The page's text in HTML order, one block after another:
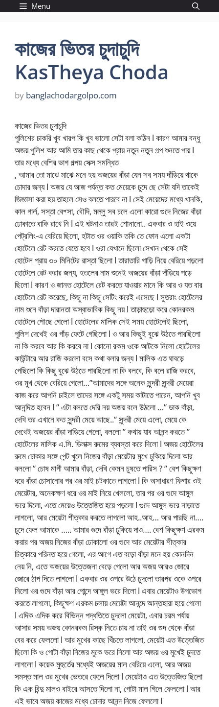
Menu
কাজের ভিতর চুদাচুদি
KasTheya Choda
by banglachodargolpo.com
কাজের ভিতর চুদাচুদি
পুলিশের চাকরি খুব খারপ কি খুব ভালো সেটা বলা কঠিন l কারণ আমার বন্ধু
অজয় পুলিশ আর আমি তার কাছ থেকে প্রায় নতুন নতুন গল্প শুনতে পায় l
তার মধ্যে বেশির ভাগ গল্পয় সেক্স সমন্ধিত
, আমার তো মাঝে মাঝে মনে হয় অজয়ের বাঁড়া যেন সব সময় দাঁড়িয়ে থাকে
চোদার জন্য l অজয় যে আজ পর্যন্ত কত মেয়েকে চুদে ছে সেটা যদি তাকেই
জিজ্ঞাসা করা হয় তাহলে সেও বলতে পারবে না l সেই মেয়েদের মধ্যে খানকি,
কাল গার্ল, সস্তা বেশ্সা, বৌদি, মল্লু সব চলে এলো কারো গুদে নিজের বাঁড়া
ঢোকাতে বাকি রাখে নি l এই ঘটনাও তারই শোনানো.. একবার ও হাই ওয়ে
পেট্রলিং-এ বেরিয়ে ছিলো, হটাত ওর ওয়াকি তকি তে ফোন এলো একটা
হোটেলে রেট করতে যেতে হবে l ওরা যেখানে ছিলো সেখান থেকে সেই
হোটেল প্রায় ৩০ মিনিটের রাস্তা ছিলো l তারাতারি গাড়ি নিয়ে বেরিয়ে পড়লো
হোটেলে রেট করার জন্য, হতলের নাম শুনেই অজয়ের বাঁড়া দাঁড়িয়ে পড়ে
ছিলো l কারণ ও জানত হোটেলে রেট করতে যাওয়ার মানে কি আর ও যত বার
হোটেলে রেট করেছে, কিছু না কিছু সেটিং করেই এসেছে l সুতরাং হোটেলের
নাম শুনে বাঁড়া দারানতা অস্বাভাবিক কিছু নয় l তাড়াহুড়ো করে কোনরকম
হোটেলে পৌছে গেলো l হোটেলের মালিক সেই সময় হোটেলেই ছিলো,
পুলিশ দেখেই ওর গাঁড় ফেটে গেছিলো l ও আর কিছুই বুঝে উঠতে পারছিলো
না কি করবে আর কি করবে না l কোনো রকম ওকে আটকে নিলো হোটেলের
কাউন্টারে আর রাজি করলো বসে কথা বলার জন্য l মালিক এত ঘাবড়ে
গেছিলো কি কিছু বুঝে উঠতে পারছিলো না কি বলবে, কি বলে রাজি করবে,
ওর মুখ থেকে বেরিয়ে গেলো…”আমাদের সঙ্গে অনেক সুন্দরী সুন্দরী মেয়েরা
কাজ করে আপনি চাইলে তাদের সঙ্গে একটু সময় কাটাতে পারেন, আপনি খুব
আনন্দিত হবেন l ” এটা বলতে দেরি নয় অজয় বলে উঠলো …” ডাক বাঁড়া,
দেখি তর এখানে কত সুন্দরী মেয়ে আছে..” সুন্দরী মেয়ে এলো, মেয়ে কে
দেখেই অজয়ের বাঁড়া দাড়িয়ে গেলো, বললো ” কথায় যাব আনন্দ করতে ”
হোটেলের মালিক এ.সি. ডিলাক্স রুমের ব্যবস্তা করে দিলো l অজয় হোটেলের
রুমে ঢোকার সঙ্গে পেন্ট খুলে নিজের বাঁড়া মেয়েটার মুখে ঢুকিয়ে দিলো আর
বললো ” চোষ মাগী আমার বাঁড়া, দেখি কেমন চুষতে পারিস ? ” বেশ কিছুক্ষণ
ধরে বাঁড়া চোসানোর পর ওর মাই চটকাতে লাগলো l কি অসাধারণ ফিগার ওই
মেয়েটার, অনেকক্ষণ ধরে ওর মাই নিয়ে খেললো, তার পর ওর গুদে আঙ্গুল
ভরে দিলো, এতে মেয়েও উত্তেজিত হয়ে পড়লো l গুদে আঙ্গুল ভরে নাড়াতে
লাগলো, আর মেয়েটা শীত্কার করতে লাগলো আহ..আহ… আর পারছি না….
চুদে ফেল আমাকে ….. আমার গুদে বাঁড়া ঢুকিয়ে দাও…. বেশ কিছুক্ষণ এরকম
করার পর অজয় নিজের বাঁড়া ঢোকালো ওর গুদে আর মেয়েটার শীত্কার
চিত্কারে পরিনত হয়ে গেলো, এর আগে এত বড়ো বাঁড়া মনে হয় কোনদিন
নেয় নি, এতে অজয়ের উত্তেজনা বেড়ে গেলো আর অজয় আরও জোরে
জোরে ঠাপ দিতে লাগলো l একবার ওর ওপরে উঠে চুদলো তারপর ওকে ওপরে
নিলো ওর গুদে বাঁড়া আর পোন্দে আঙ্গুল ভরে দিলো l এবার মেয়েটাও উপভোগ
করতে লাগলো, কিছুক্ষণ এরকম চলায় মেয়েটা আনন্দে আন্তহারা হয়ে গেলো
l এদিক এদিক করে বিভিন্ন পদ্ধতিতে চুদলো মেয়েটা, এবার চরম পর্যায়
আসার সময় অজয় কোনরকম রিস্ক নিতে চায় না তাই ওর গুদ থেকে বাঁড়া
বের করে ফেললো l আর মুখের কাছে খিঁচতে লাগলো, মেয়েটা এত উত্তেজিত
ছিলো কি ও গোটা বাঁড়া নিজের মুকে ভরে নিলো আর অজয় ওর মুখেই চুদতে
লাগলো l কয়েক মুহুর্তের মধ্যেই অজয়ের মাল বেরিয়ে এলো, আর অজয়
সমস্ত মাল ওর মুখের ভেতরে ফেলে দিলো l মেয়েটাও এত উত্তেজিত ছিলো
কি এক বিন্দু মালও বাইরে আসতে দিলো না, গোটা মাল গিলে ফেললো l আর
এই ভাবে অজয় কাজের মধ্যে চোদার আনন্দ নিজে ফেললো l